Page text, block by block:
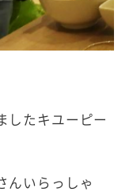
したキユーピー
んいらっしゃ